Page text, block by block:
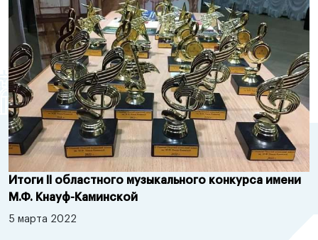
Итоги II областного музыкального конкурса имени
М.Ф. Кнауф-Каминской
5 марта 2022